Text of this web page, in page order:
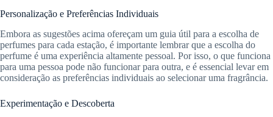
Personalização e Preferências Individuais
Embora as sugestões acima ofereçam um guia útil para a escolha de
perfumes para cada estação, é importante lembrar que a escolha do
perfume é uma experiência altamente pessoal. Por isso, o que funciona
para uma pessoa pode não funcionar para outra, e é essencial levar em
consideração as preferências individuais ao selecionar uma fragrância.
Experimentação e Descoberta